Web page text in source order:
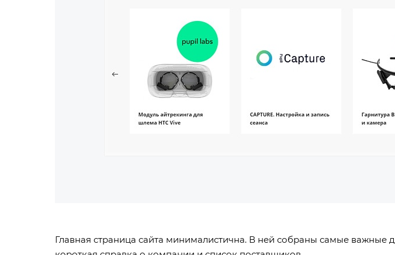
Главная страница сайта минималистична. В ней собраны самые важные